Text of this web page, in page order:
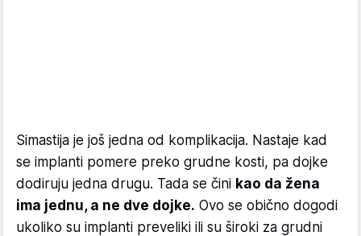
Simastija je još jedna od komplikacija. Nastaje kad
se implanti pomere preko grudne kosti, pa dojke
dodiruju jedna drugu. Tada se čini kao da žena
ima jednu, a ne dve dojke. Ovo se obično dogodi
ukoliko su implanti preveliki ili su široki za grudni